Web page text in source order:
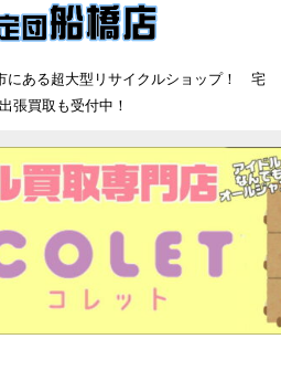
にある超大型リサイクルショップ！ 宅
張買取も受付中！